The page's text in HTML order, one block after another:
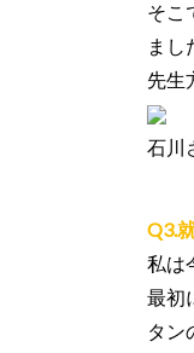
そこ
まし
先生
石川
Q3.
私は
最初
タン